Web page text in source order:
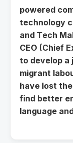
powered
technology
and Tech
CEO (Chief
to develop a
migrant
have lost
find better
language